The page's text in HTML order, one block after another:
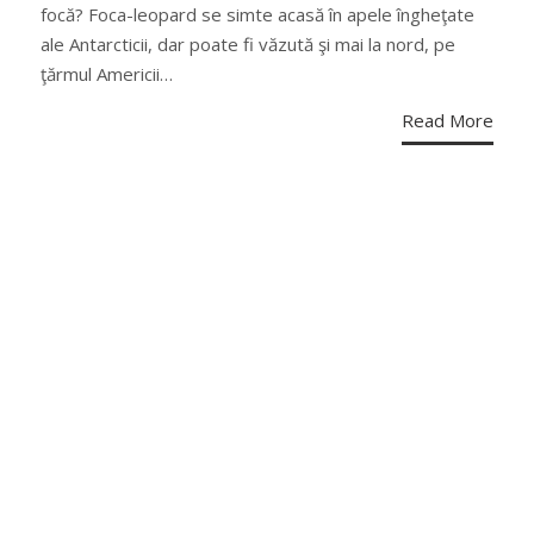
focă? Foca-leopard se simte acasă în apele îngheţate
ale Antarcticii, dar poate fi văzută şi mai la nord, pe
ţărmul Americii…
Read More